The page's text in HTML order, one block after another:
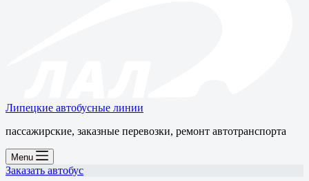
Липецкие автобусные линии
пассажирские, заказные перевозки, ремонт автотранспорта
Menu
Заказать автобус